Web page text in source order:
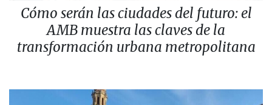
Cómo serán las ciudades del futuro: el
AMB muestra las claves de la
transformación urbana metropolitana